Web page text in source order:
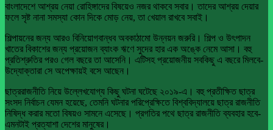
বাংলাদেশে আশ্রয় নেয়া রোহিঙ্গাদের বিষয়েও নজর থাকবে সবার। তাদের আশ্রয় দেয়ার
ফলে সৃষ্ট নানা সমস্যা কোন দিকে মোড় নেয়, তা খেয়াল রাখবে সবাই।
শিল্পায়নের জন্য আরও বিনিয়োগবান্ধব অবকাঠামো উন্নয়ন জরুরি। শিল্প ও উৎপাদন
খাতের বিকাশের জন্য প্রয়োজন ব্যাংক ঋণে সুদের হার এক অঙ্কে নেমে আসা। বহু
প্রতিশ্রুতির পরও গেল বছরে তা আসেনি। এটিসহ প্রয়োজনীয় সবকিছু এ বছরে মিলবে-
উদ্যোক্তারা সে অপেক্ষায়ই বসে আছেন।
ছাত্ররাজনীতি নিয়ে উল্লেখযোগ্য কিছু ঘটনা ঘটেছে ২০১৯-এ। বহু প্রতীক্ষিত ছাত্র
সংসদ নির্বাচন যেমন হয়েছে, তেমনি ঘটনার পরিপ্রেক্ষিতে বিশ্ববিদ্যালয়ে ছাত্র রাজনীতি
নিষিদ্ধ করার মতো বিষয়ও সামনে এসেছে। প্রগতির পথে ছাত্র রাজনীতি ব্যবহার হবে-
এমনটাই প্রত্যাশা দেশের মানুষের।